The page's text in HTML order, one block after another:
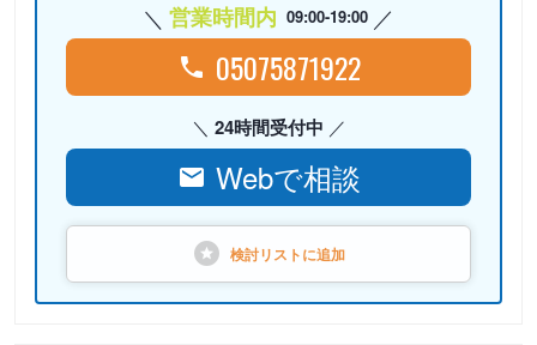
営業時間内 09:00-19:00
05075871922
24時間受付中
Webで相談
検討リストに追加